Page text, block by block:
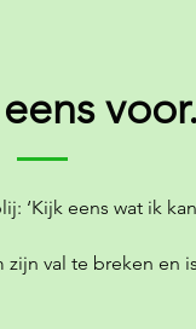
‘Kijk eens wat ik
val te breken en